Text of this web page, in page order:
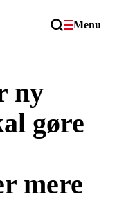
Menu
ny
gøre
mere